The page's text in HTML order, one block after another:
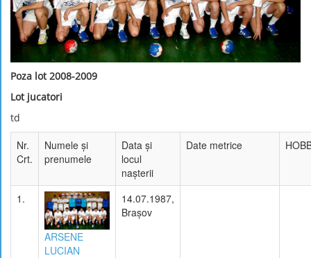
Poza lot 2008-2009
Lot jucatori
td
Nr.
Crt.
Numele şi
prenumele
Data şi
locul
naşterii
Date metrice
1.
ARSENE
LUCIAN
14.07.1987,
Braşov